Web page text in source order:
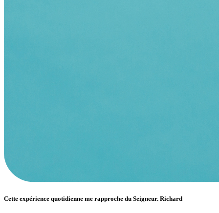
Cette expérience quotidienne me rapproche du Seigneur. Richard